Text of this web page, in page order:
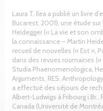
Laura T. Ilea a publié un livre
Bucarest, 2001), une étude
Heidegger (« La vie et son
la connaissance – Martin
recueil de nouvelles (« Est »,
dans des revues roumaines
Studia Phaenomenologica,
Arguments, RES.
a effectué des séjours de
Albert-Ludwigs à Fribourg
Canada (Université de